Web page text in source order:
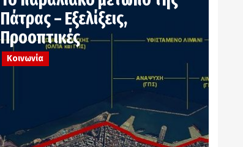
Πάτρας – Εξελίξεις,
Προοπτικές
Κοινωνία